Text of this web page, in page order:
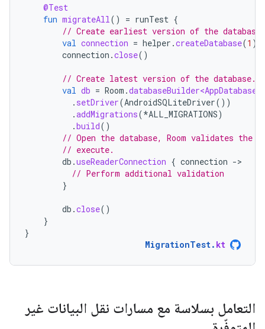
@Test
fun migrateAll() = runTest {
// Create earliest version of the database.
val connection = helper .createDatabase(1 )
connection .close()
// Create latest version of the database.
val db = Room .databaseBuilder<AppDatabase>
. setDriver(AndroidSQLiteDriver())
.addMigrations(*ALL_MIGRATIONS)
.build()
// Open the database, Room validates the
// execute.
db .useReaderConnection { connection -
// Perform additional validation
}
db .close()
}
}
MigrationTest. kt
التعامل بسلاسة مع مسارات نقل البيانات غير